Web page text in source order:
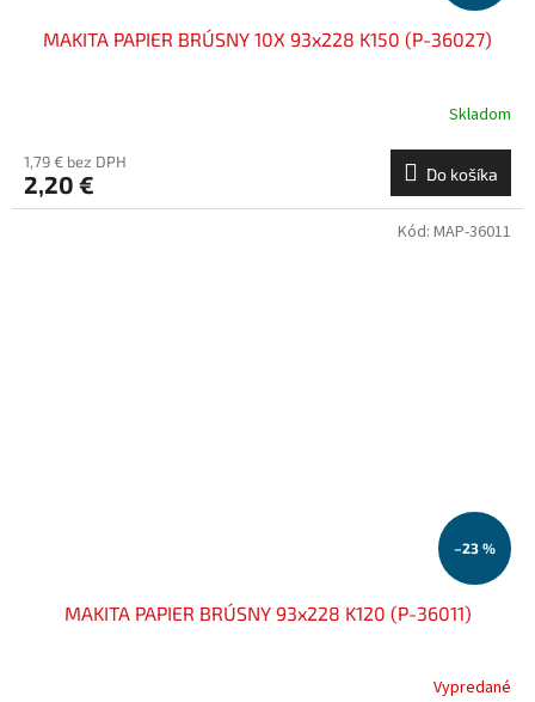
MAKITA PAPIER BRÚSNY 10X 93x228 K150 (P-36027)
Skladom
1,79 € bez DPH
2,20 € Do košíka
–23 %
MAKITA PAPIER BRÚSNY 93x228 K120 (P-36011)
Vypredané
Kód: MAP-36011